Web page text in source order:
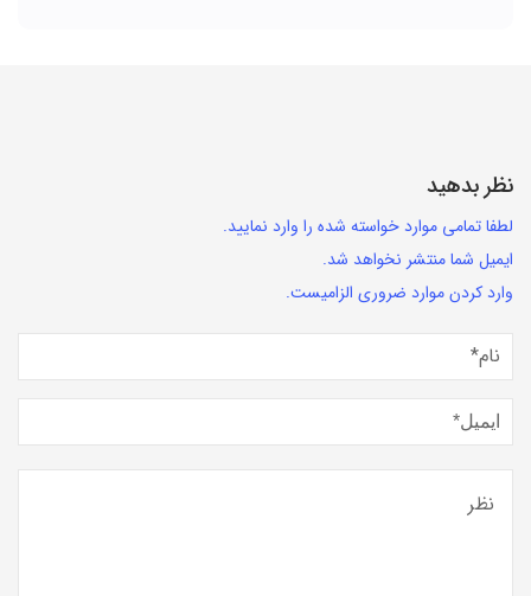
نظر بدهید
لطفا تمامی موارد خواسته شده را وارد نمایید.
ایمیل شما منتشر نخواهد شد.
وارد کردن موارد ضروری الزامیست.